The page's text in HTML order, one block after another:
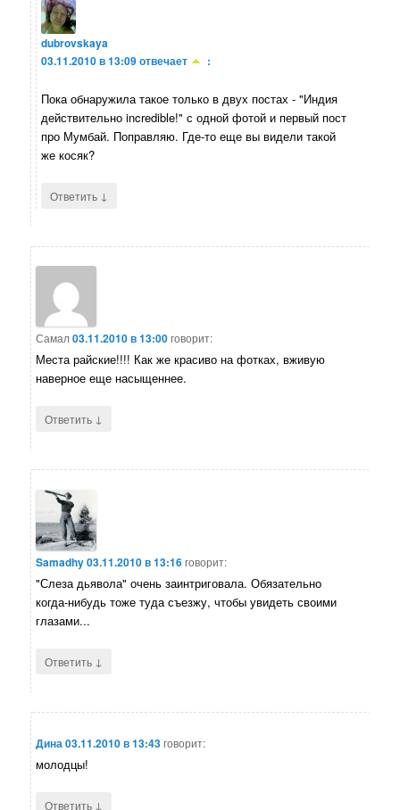
dubrovskaya
03.11.2010 в 13:09отвечает :
Пока обнаружила такое только в двух постах - "Индия
действительно incredible!" с одной фотой и первый пост
про Мумбай. Поправляю. Где-то еще вы видели такой
же косяк?
Ответить ↓
Самал03.11.2010 в 13:00говорит:
Места райские!!!! Как же красиво на фотках, вживую
наверное еще насыщеннее.
Ответить ↓
Samadhy03.11.2010 в 13:16говорит:
"Слеза дьявола" очень заинтриговала. Обязательно
когда-нибудь тоже туда съезжу, чтобы увидеть своими
глазами...
Ответить ↓
Дина03.11.2010 в 13:43говорит:
молодцы!
Ответить ↓